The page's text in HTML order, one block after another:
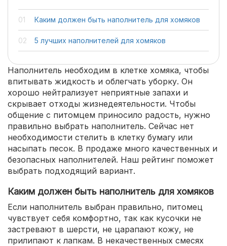
Каким должен быть наполнитель для хомяков
5 лучших наполнителей для хомяков
Наполнитель необходим в клетке хомяка, чтобы
впитывать жидкость и облегчать уборку. Он
хорошо нейтрализует неприятные запахи и
скрывает отходы жизнедеятельности. Чтобы
общение с питомцем приносило радость, нужно
правильно выбрать наполнитель. Сейчас нет
необходимости стелить в клетку бумагу или
насыпать песок. В продаже много качественных и
безопасных наполнителей. Наш рейтинг поможет
выбрать подходящий вариант.
Каким должен быть наполнитель для хомяков
Если наполнитель выбран правильно, питомец
чувствует себя комфортно, так как кусочки не
застревают в шерсти, не царапают кожу, не
прилипают к лапкам. В некачественных смесях